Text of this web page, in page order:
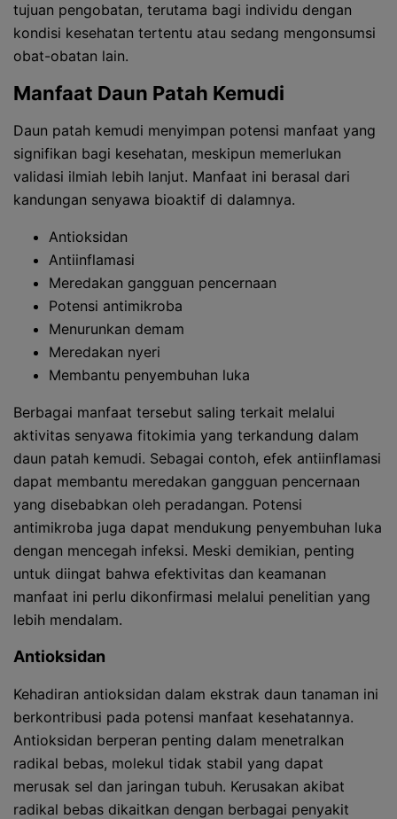
tujuan pengobatan, terutama bagi individu dengan
kondisi kesehatan tertentu atau sedang mengonsumsi
obat-obatan lain.
Manfaat Daun Patah Kemudi
Daun patah kemudi menyimpan potensi manfaat yang
signifikan bagi kesehatan, meskipun memerlukan
validasi ilmiah lebih lanjut. Manfaat ini berasal dari
kandungan senyawa bioaktif di dalamnya.
Antioksidan
Antiinflamasi
Meredakan gangguan pencernaan
Potensi antimikroba
Menurunkan demam
Meredakan nyeri
Membantu penyembuhan luka
Berbagai manfaat tersebut saling terkait melalui
aktivitas senyawa fitokimia yang terkandung dalam
daun patah kemudi. Sebagai contoh, efek antiinflamasi
dapat membantu meredakan gangguan pencernaan
yang disebabkan oleh peradangan. Potensi
antimikroba juga dapat mendukung penyembuhan luka
dengan mencegah infeksi. Meski demikian, penting
untuk diingat bahwa efektivitas dan keamanan
manfaat ini perlu dikonfirmasi melalui penelitian yang
lebih mendalam.
Antioksidan
Kehadiran antioksidan dalam ekstrak daun tanaman ini
berkontribusi pada potensi manfaat kesehatannya.
Antioksidan berperan penting dalam menetralkan
radikal bebas, molekul tidak stabil yang dapat
merusak sel dan jaringan tubuh. Kerusakan akibat
radikal bebas dikaitkan dengan berbagai penyakit